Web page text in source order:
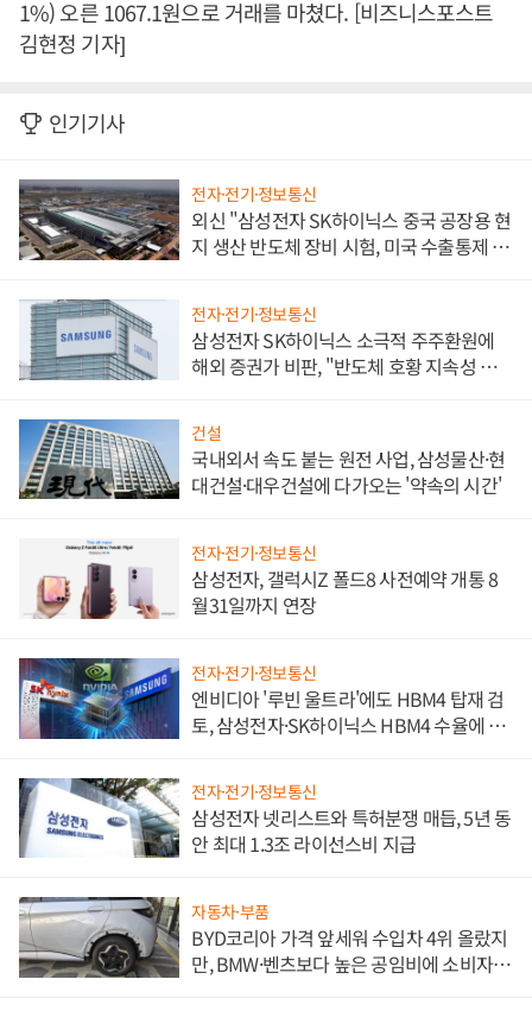
1%) 오른 1067.1원으로 거래를 마쳤다. [비즈니스포스트
김현정 기자]
인기기사
전자·전기·정보통신
외신 "삼성전자 SK하이닉스 중국 공장용 현
지 생산 반도체 장비 시험, 미국 수출통제 대
전자·전기·정보통신
삼성전자 SK하이닉스 소극적 주주환원에
해외 증권가 비판, "반도체 호황 지속성 의
건설
국내외서 속도 붙는 원전 사업, 삼성물산·현
대건설·대우건설에 다가오는 '약속의 시간'
전자·전기·정보통신
삼성전자, 갤럭시Z 폴드8 사전예약 개통 8
월31일까지 연장
전자·전기·정보통신
엔비디아 '루빈 울트라'에도 HBM4 탑재 검
토, 삼성전자·SK하이닉스 HBM4 수율에 주
전자·전기·정보통신
삼성전자 넷리스트와 특허분쟁 매듭, 5년 동
안 최대 1.3조 라이선스비 지급
자동차·부품
BYD코리아 가격 앞세워 수입차 4위 올랐지
만, BMW·벤츠보다 높은 공임비에 소비자